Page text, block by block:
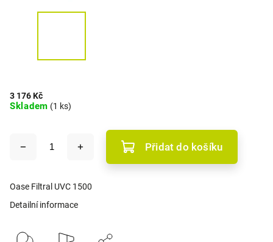
3 176 Kč
Skladem (1 ks)
Přidat do košíku
Oase Filtral UVC 1500
Detailní informace